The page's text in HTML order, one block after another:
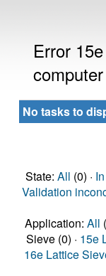
Error
No tasks to
State: All (0) ·
Validation
Application: All
Sieve (0) · 15e
16e Lattice